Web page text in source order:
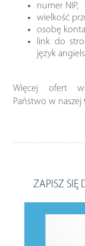
numer NIP,
wielkość
osobę
link do
język
Więcej ofert
Państwo w naszej
ZAPISZ SIĘ